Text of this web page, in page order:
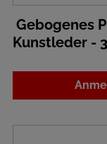
Gebogenes
Kunstleder -